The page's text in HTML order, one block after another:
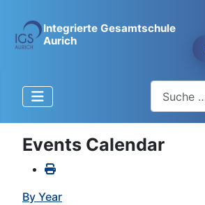
Integrierte Gesamtschule
Aurich
Events Calendar
By Year